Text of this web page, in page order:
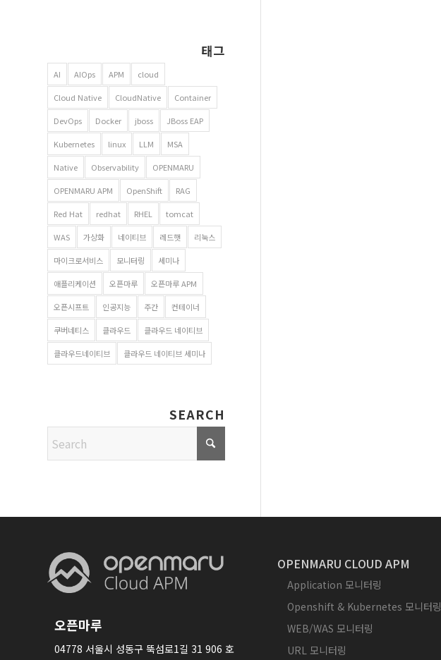
태그
AI AIOps APM cloud
Cloud Native CloudNative Container
DevOps Docker jboss JBoss EAP
Kubernetes linux LLM MSA
Native Observability OPENMARU
OPENMARU APM OpenShift RAG
Red Hat redhat RHEL tomcat
WAS 가상화 네이티브 레드햇 리눅스
마이크로서비스 모니터링 세미나
애플리케이션 오픈마루 오픈마루 APM
오픈시프트 인공지능 주간 컨테이너
쿠버네티스 클라우드 클라우드 네이티브
클라우드네이티브 클라우드 네이티브 세미나
SEARCH
오픈마루
04778 서울시 성동구 뚝섬로1길 31 906 호
OPENMARU CLOUD APM
Application 모니터링
Openshift & Kubernetes 모니터링
WEB/WAS 모니터링
URL 모니터링